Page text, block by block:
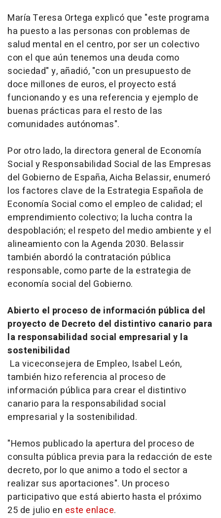
María Teresa Ortega explicó que "este programa
ha puesto a las personas con problemas de
salud mental en el centro, por ser un colectivo
con el que aún tenemos una deuda como
sociedad" y, añadió, "con un presupuesto de
doce millones de euros, el proyecto está
funcionando y es una referencia y ejemplo de
buenas prácticas para el resto de las
comunidades autónomas".
Por otro lado, la directora general de Economía
Social y Responsabilidad Social de las Empresas
del Gobierno de España, Aicha Belassir, enumeró
los factores clave de la Estrategia Española de
Economía Social como el empleo de calidad; el
emprendimiento colectivo; la lucha contra la
despoblación; el respeto del medio ambiente y el
alineamiento con la Agenda 2030. Belassir
también abordó la contratación pública
responsable, como parte de la estrategia de
economía social del Gobierno.
Abierto el proceso de información pública del
proyecto de Decreto del distintivo canario para
la responsabilidad social empresarial y la
sostenibilidad
La viceconsejera de Empleo, Isabel León,
también hizo referencia al proceso de
información pública para crear el distintivo
canario para la responsabilidad social
empresarial y la sostenibilidad.
"Hemos publicado la apertura del proceso de
consulta pública previa para la redacción de este
decreto, por lo que animo a todo el sector a
realizar sus aportaciones". Un proceso
participativo que está abierto hasta el próximo
25 de julio en este enlace.